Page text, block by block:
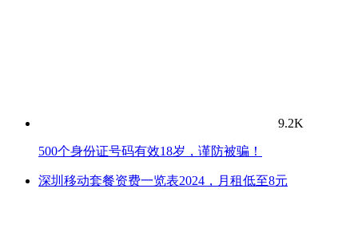
9.2K
500个身份证号码有效18岁，谨防被骗！
深圳移动套餐资费一览表2024，月租低至8元